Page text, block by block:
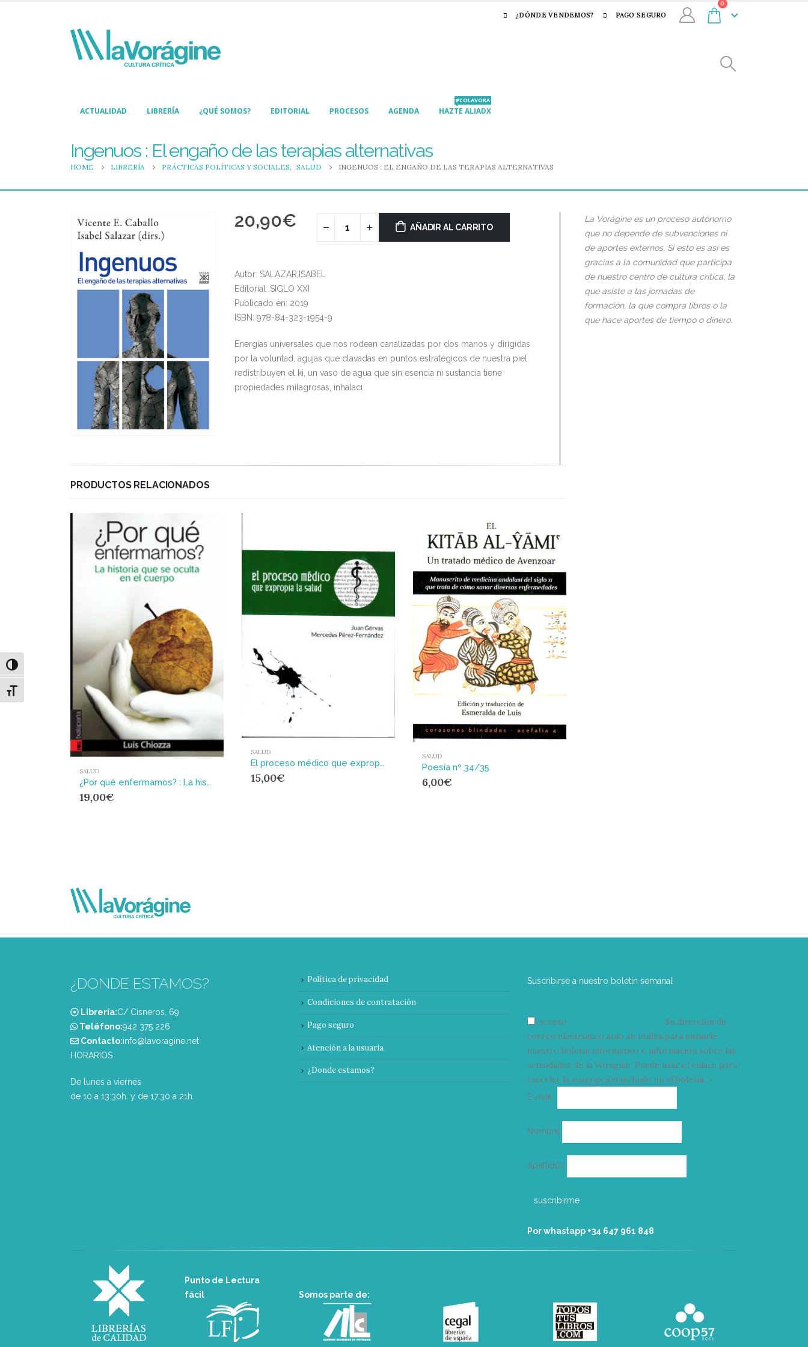
Alternar alto contraste
Alternar tamaño de letra
¿DÓNDE VENDEMOS? PAGO SEGURO
0
ACTUALIDAD LIBRERÍA ¿QUÉ SOMOS? EDITORIAL PROCESOS AGENDA HAZTE ALIADX
#COLAVORA
Ingenuos : El engaño de las terapias alternativas
HOME LIBRERÍA PRÁCTICAS POLÍTICAS Y SOCIALES, SALUD INGENUOS : EL ENGAÑO DE LAS TERAPIAS ALTERNATIVAS
20,90€ AÑADIR AL CARRITO
Autor: SALAZAR,ISABEL
Editorial: SIGLO XXI
Publicado en: 2019
ISBN: 978-84-323-1954-9
Energías universales que nos rodean canalizadas por dos manos y dirigidas
por la voluntad, agujas que clavadas en puntos estratégicos de nuestra piel
redistribuyen el ki, un vaso de agua que sin esencia ni sustancia tiene
propiedades milagrosas, inhalaci
PRODUCTOS RELACIONADOS
SALUD
¿Por qué enfermamos? : La historia que se oculta en el cuerpo
19,00€
SALUD
El proceso médico que expropia la salud
15,00€
SALUD
Poesía nº 34/35
6,00€
La Vorágine es un proceso autónomo
que no depende de subvenciones ni
de aportes externos. Si esto es así es
gracias a la comunidad que participa
de nuestro centro de cultura crítica, la
que asiste a las jornadas de
formación, la que compra libros o la
que hace aportes de tiempo o dinero.
¿DONDE ESTAMOS?
Librería:C/ Cisneros, 69
Teléfono:‭942 375 226‬
Contacto:info@lavoragine.net
HORARIOS
De lunes a viernes
de 10 a 13:30h. y de 17:30 a 21h.
Política de privacidad
Condiciones de contratación
Pago seguro
Atención a la usuaria
¿Donde estamos?
Suscribirse a nuestro boletín semanal
Acepto
Su dirección de
correo electrónico solo se utiliza para enviarle
nuestro boletín informativo e información sobre las
actividades de la Vorágine. Puede usar el enlace para
cancelar la suscripción incluido en el boletín. >
E-mail*
electrónico
Nombre
Apellidos
Por whastapp +34 ‭647 961 848‬
Punto de Lectura
fácil
Somos parte de: